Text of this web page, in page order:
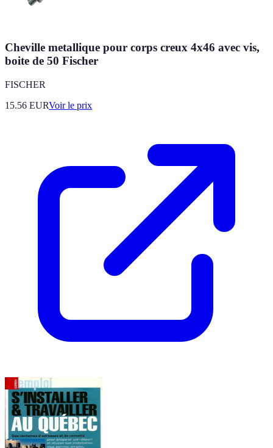
Cheville metallique pour corps creux 4x46 avec vis,
boite de 50 Fischer
FISCHER
15.56 EURVoir le prix